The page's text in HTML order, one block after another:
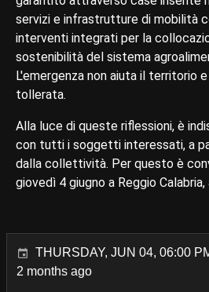
servizi e infrastrutture di mobilità
interventi integrati per la
sostenibilità del sistema
L'emergenza non aiuta il territorio
tollerata.
Alla luce di queste riflessioni, è
con tutti i soggetti interessati, a
dalla collettività. Per questo è
giovedì 4 giugno a Reggio
THURSDAY, JUN 04, 06:00
2 months ago